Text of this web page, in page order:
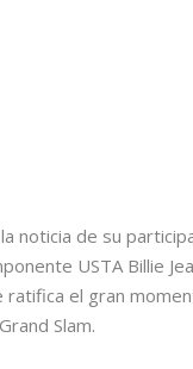
noticia de su
USTA Billie
el gran
Slam.